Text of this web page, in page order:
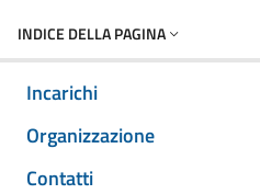
INDICE DELLA PAGINA
Incarichi
Organizzazione
Contatti